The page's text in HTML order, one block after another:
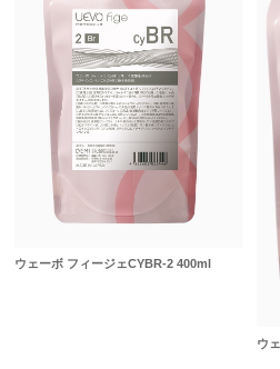
ウェーボ フィージェCYBR-2 400ml
ウ